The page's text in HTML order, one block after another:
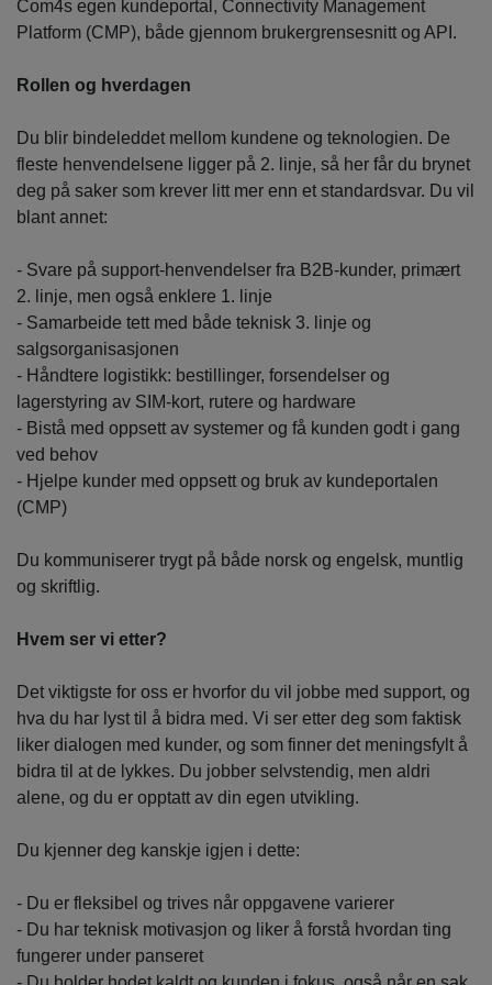
Com4s egen kundeportal, Connectivity Management
Platform (CMP), både gjennom brukergrensesnitt og API.
Rollen og hverdagen
Du blir bindeleddet mellom kundene og teknologien. De
fleste henvendelsene ligger på 2. linje, så her får du brynet
deg på saker som krever litt mer enn et standardsvar. Du vil
blant annet:
- Svare på support-henvendelser fra B2B-kunder, primært
2. linje, men også enklere 1. linje
- Samarbeide tett med både teknisk 3. linje og
salgsorganisasjonen
- Håndtere logistikk: bestillinger, forsendelser og
lagerstyring av SIM-kort, rutere og hardware
- Bistå med oppsett av systemer og få kunden godt i gang
ved behov
- Hjelpe kunder med oppsett og bruk av kundeportalen
(CMP)
Du kommuniserer trygt på både norsk og engelsk, muntlig
og skriftlig.
Hvem ser vi etter?
Det viktigste for oss er hvorfor du vil jobbe med support, og
hva du har lyst til å bidra med. Vi ser etter deg som faktisk
liker dialogen med kunder, og som finner det meningsfylt å
bidra til at de lykkes. Du jobber selvstendig, men aldri
alene, og du er opptatt av din egen utvikling.
Du kjenner deg kanskje igjen i dette:
- Du er fleksibel og trives når oppgavene varierer
- Du har teknisk motivasjon og liker å forstå hvordan ting
fungerer under panseret